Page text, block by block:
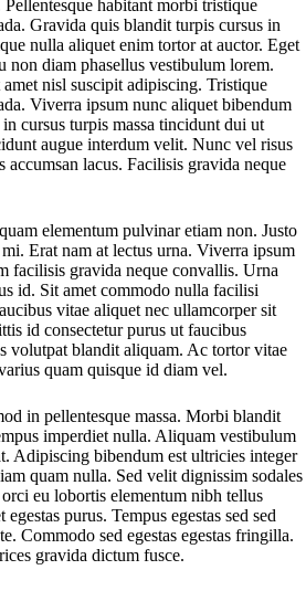
habitant morbi tristique
Gravida quis blandit turpis cursus in
nulla aliquet enim tortor at auctor. Eget
non diam phasellus vestibulum lorem.
nisl suscipit adipiscing. Tristique
Viverra ipsum nunc aliquet bibendum
cursus turpis massa tincidunt dui ut
augue interdum velit. Nunc vel risus
accumsan lacus. Facilisis gravida neque
elementum pulvinar etiam non. Justo
Erat nam at lectus urna. Viverra ipsum
facilisis gravida neque convallis. Urna
id. Sit amet commodo nulla facilisi
vitae aliquet nec ullamcorper sit
id consectetur purus ut faucibus
volutpat blandit aliquam. Ac tortor vitae
quam quisque id diam vel.
in pellentesque massa. Morbi blandit
imperdiet nulla. Aliquam vestibulum
Adipiscing bibendum est ultricies integer
quam nulla. Sed velit dignissim sodales
eu lobortis elementum nibh tellus
purus. Tempus egestas sed sed
Commodo sed egestas egestas fringilla.
gravida dictum fusce.